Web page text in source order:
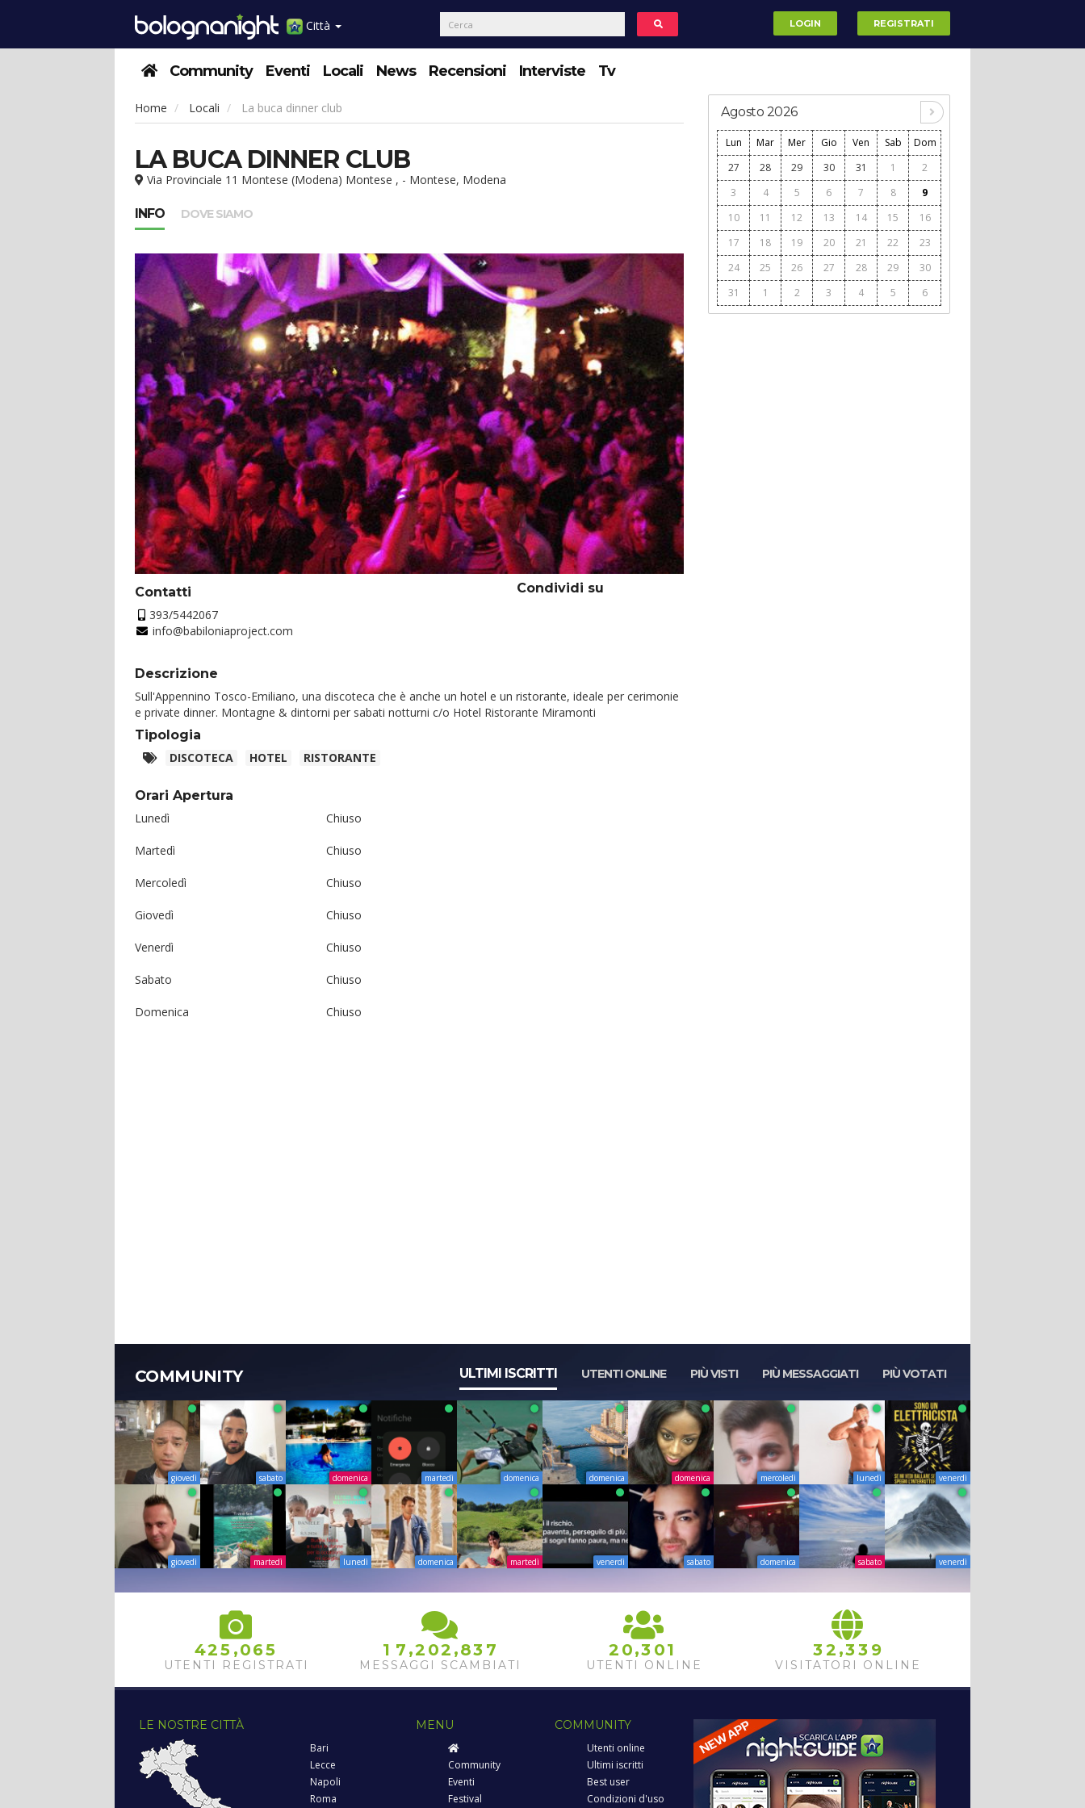
Città LOGIN REGISTRATI
Community Eventi Locali News Recensioni Interviste Tv
Home Locali La buca dinner club
LA BUCA DINNER CLUB
Via Provinciale 11 Montese (Modena) Montese , - Montese, Modena
INFO DOVE SIAMO
Contatti
393/5442067
info@babiloniaproject.com
Condividi su
Descrizione
Sull'Appennino Tosco-Emiliano, una discoteca che è anche un hotel e un ristorante, ideale per cerimonie
e private dinner. Montagne & dintorni per sabati notturni c/o Hotel Ristorante Miramonti
Tipologia
DISCOTECA
HOTEL RISTORANTE
Orari Apertura
Lunedì
Chiuso
Martedì Chiuso
Mercoledì Chiuso
Giovedì Chiuso
Venerdì Chiuso
Sabato Chiuso
Domenica Chiuso
Agosto 2026
Lun Mar Mer Gio Ven Sab
Dom
27
28 29 30 31 1
2
3
4 5 6 7 8
9
10
11 12 13 14 15
16
17
18 19 20 21 22
23
24
25 26 27 28 29
30
31
1 2 3 4 5 6
COMMUNITY ULTIMI ISCRITTI UTENTI ONLINE PIÙ VISTI PIÙ MESSAGGIATI PIÙ VOTATI
giovedì sabato domenica martedì domenica domenica domenica mercoledì lunedì venerdì
giovedì martedì lunedì domenica martedì venerdì sabato domenica sabato venerdì
425 ,065
UTENTI REGISTRATI
1 7 ,2 02 ,83 7
MESSAGGI SCAMBIATI
2 0,3 01
UTENTI ONLINE
32 ,33 9
VISITATORI ONLINE
LE NOSTRE CITTÀ
Bari
Lecce
Napoli
Roma
MENU
Community
Eventi
Festival
COMMUNITY
Utenti online
Ultimi iscritti
Best user
Condizioni d'uso